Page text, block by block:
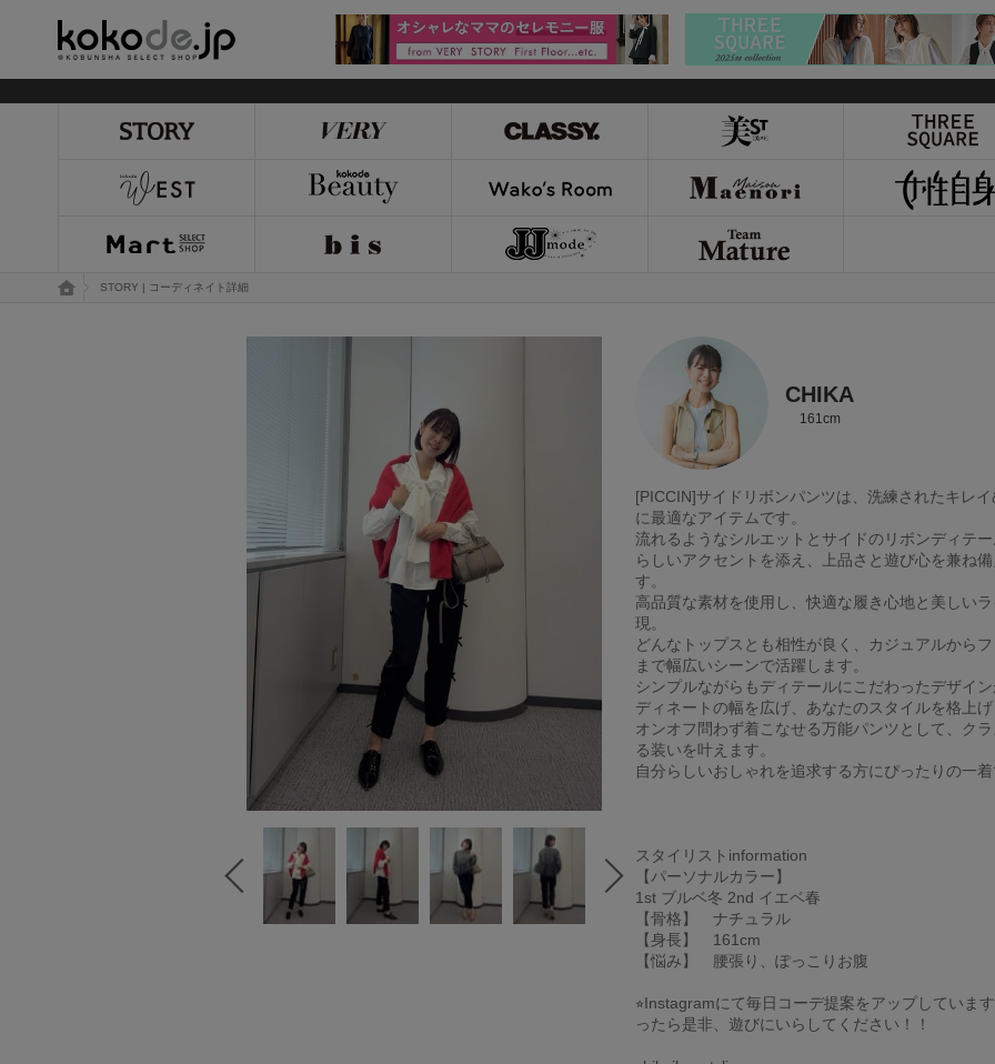
トップページ
STORY | コーディネイト詳細
CHIKA
161cm
[PICCIN]サイドリボンパンツは、洗練されたキレ
に最適なアイテムです。
流れるようなシルエットとサイドのリボンディテ
らしいアクセントを添え、上品さと遊び心を兼ね備
す。
高品質な素材を使用し、快適な履き心地と美しい
現。
どんなトップスとも相性が良く、カジュアルから
まで幅広いシーンで活躍します。
シンプルながらもディテールにこだわったデザイ
ディネートの幅を広げ、あなたのスタイルを格上げ
オンオフ問わず着こなせる万能パンツとして、ク
る装いを叶えます。
自分らしいおしゃれを追求する方にぴったりの一着
スタイリストinformation
【パーソナルカラー】
1st ブルベ冬 2nd イエベ春
【骨格】 ナチュラル
【身長】 161cm
【悩み】 腰張り、ぽっこりお腹
⭐︎Instagramにて毎日コーデ提案をアップしていま
ったら是非、遊びにいらしてください！！